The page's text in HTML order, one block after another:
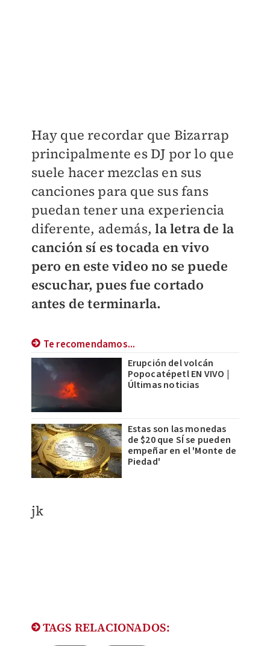
Hay que recordar que Bizarrap
principalmente es DJ por lo que
suele hacer mezclas en sus
canciones para que sus fans
puedan tener una experiencia
diferente, además, la letra de la
canción sí es tocada en vivo
pero en este video no se puede
escuchar, pues fue cortado
antes de terminarla.
Te recomendamos...
Erupción del volcán
Popocatépetl EN VIVO |
Últimas noticias
Estas son las monedas
de $20 que SÍ se pueden
empeñar en el 'Monte de
Piedad'
jk
TAGS RELACIONADOS: